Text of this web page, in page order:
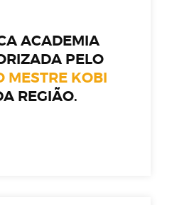
ACADEMIA
PELO
MESTRE KOBI
REGIÃO.